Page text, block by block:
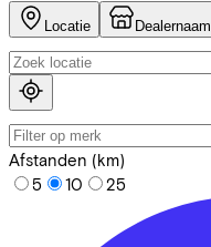
Locatie Dealernaam
Afstanden (km)
5
10 25